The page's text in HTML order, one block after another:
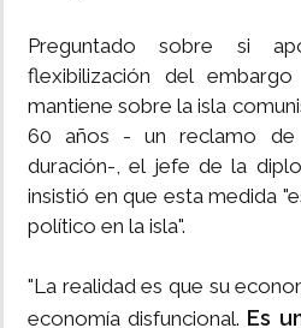
Preguntado sobre si
flexibilización del
mantiene sobre la isla
60 años - un reclamo de
duración-, el jefe de la
insistió en que esta medida
político en la isla".
"La realidad es que su
economía disfuncional. Es